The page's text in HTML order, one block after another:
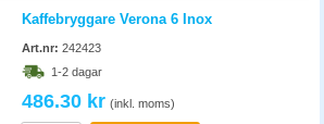
Kaffebryggare Verona 6 Inox
Art.nr: 242423
1-2 dagar
486.30 kr (inkl. moms)